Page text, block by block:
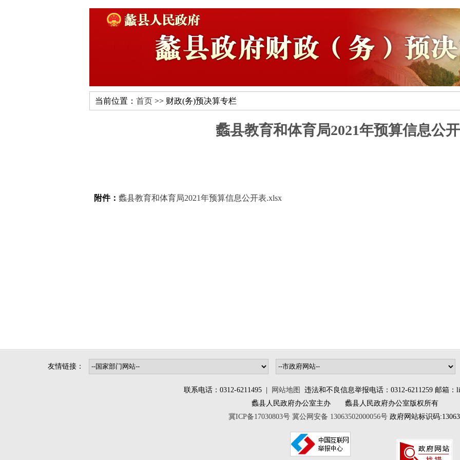
当前位置： 首页 >> 财政(务)预决算专栏
蠡县教育和体育局2021年预算信息公
附件： 蠡县教育和体育局2021年预算信息公开表.xlsx
友情链接：
联系电话：0312-6211495 | 网站地图
违法和不良信息举报电话：0312-6211259 邮箱：
蠡县人民政府办公室主办 蠡县人民政府办公室版权所有
冀ICP备17030803号 冀公网安备 13063502000056号 政府网站标识码